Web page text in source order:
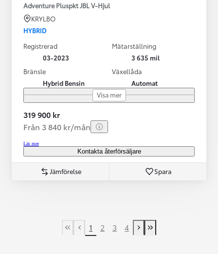
Adventure Pluspkt JBL V-Hjul
KRYLBO
HYBRID
Registrerad
03-2023
Mätarställning
3 635 mil
Bränsle
Hybrid Bensin
Växellåda
Automat
Visa mer
319 900 kr
Från 3 840 kr/mån
Läs mer
Kontakta återförsäljare
Jämförelse Spara
First Page
Previous page
1 2 3 4
Next page
Last Page